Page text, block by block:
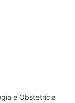
e Obstetrícia